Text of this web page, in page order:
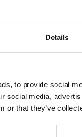
Details
to provide social
social media,
or that they’ve